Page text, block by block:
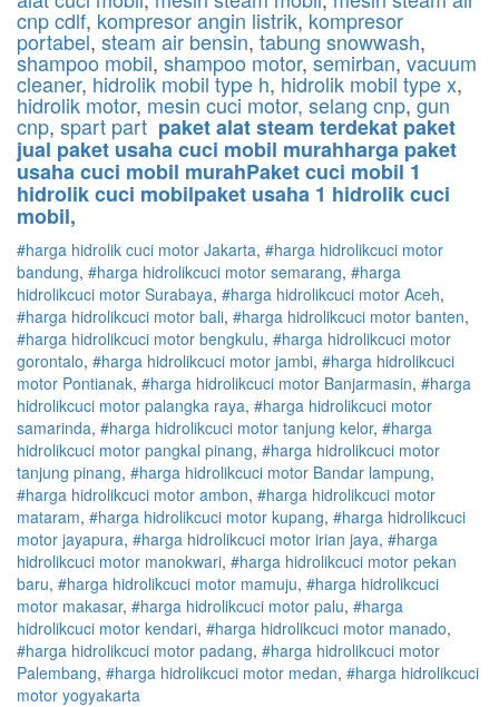
cnp cdlf, kompresor angin listrik, kompresor
portabel, steam air bensin, tabung snowwash,
shampoo mobil, shampoo motor,semirban, vacuum
cleaner, hidrolik mobil type h, hidrolik mobil type x,
hidrolik motor, mesin cuci motor, selang cnp,gun
cnp, spart part paket alat steam terdekat paket
jual paket usaha cuci mobil murahharga paket
usaha cuci mobil murahPaket cuci mobil 1
hidrolik cuci mobilpaket usaha 1 hidrolik cuci
mobil,
#harga hidrolik cuci motor Jakarta, #harga hidrolikcuci motor
bandung, #harga hidrolikcuci motor semarang, #harga
hidrolikcuci motor Surabaya, #harga hidrolikcuci motor Aceh,
#harga hidrolikcuci motor bali, #harga hidrolikcuci motor banten,
#harga hidrolikcuci motor bengkulu, #harga hidrolikcuci motor
gorontalo, #harga hidrolikcuci motor jambi, #harga hidrolikcuci
motor Pontianak, #harga hidrolikcuci motor Banjarmasin, #harga
hidrolikcuci motor palangka raya, #harga hidrolikcuci motor
samarinda, #harga hidrolikcuci motor tanjung kelor, #harga
hidrolikcuci motor pangkal pinang, #harga hidrolikcuci motor
tanjung pinang, #harga hidrolikcuci motor Bandar lampung,
#harga hidrolikcuci motor ambon, #harga hidrolikcuci motor
mataram, #harga hidrolikcuci motor kupang, #harga hidrolikcuci
motor jayapura, #harga hidrolikcuci motor irian jaya, #harga
hidrolikcuci motor manokwari, #harga hidrolikcuci motor pekan
baru, #harga hidrolikcuci motor mamuju, #harga hidrolikcuci
motor makasar, #harga hidrolikcuci motor palu, #harga
hidrolikcuci motor kendari, #harga hidrolikcuci motor manado,
#harga hidrolikcuci motor padang, #harga hidrolikcuci motor
Palembang, #harga hidrolikcuci motor medan, #harga hidrolikcuci
motor yogyakarta